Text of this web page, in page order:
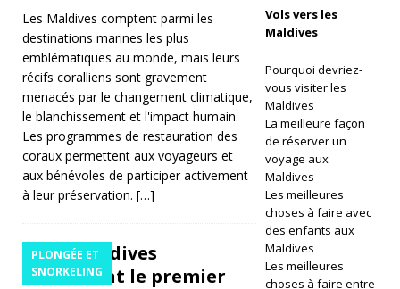
u
x
Les Maldives comptent parmi les
destinations marines les plus
emblématiques au monde, mais leurs
récifs coralliens sont gravement
menacés par le changement climatique,
le blanchissement et l'impact humain.
Les programmes de restauration des
coraux permettent aux voyageurs et
aux bénévoles de participer activement
à leur préservation. […]
PLONGÉE ET
SNORKELING
Les Maldives
accueillent le premier
Vols vers les
Maldives
Pourquoi devriez-
vous visiter les
Maldives
La meilleure façon
de réserver un
voyage aux
Maldives
Les meilleures
choses à faire avec
des enfants aux
Maldives
Les meilleures
choses à faire entre